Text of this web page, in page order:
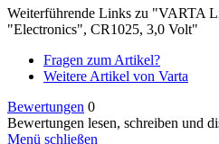
Weiterführende Links zu "VARTA
"Electronics", CR1025, 3,0 Volt"
Fragen zum Artikel?
Weitere Artikel von Varta
Bewertungen 0
Bewertungen lesen, schreiben und
Menü schließen